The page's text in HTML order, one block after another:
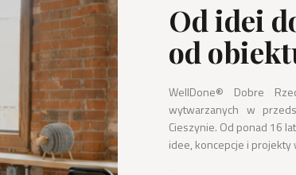
Od idei
od
WellDone® Dobre
wytwarzanych w
Cieszynie. Od ponad 16
idee, koncepcje i projekty